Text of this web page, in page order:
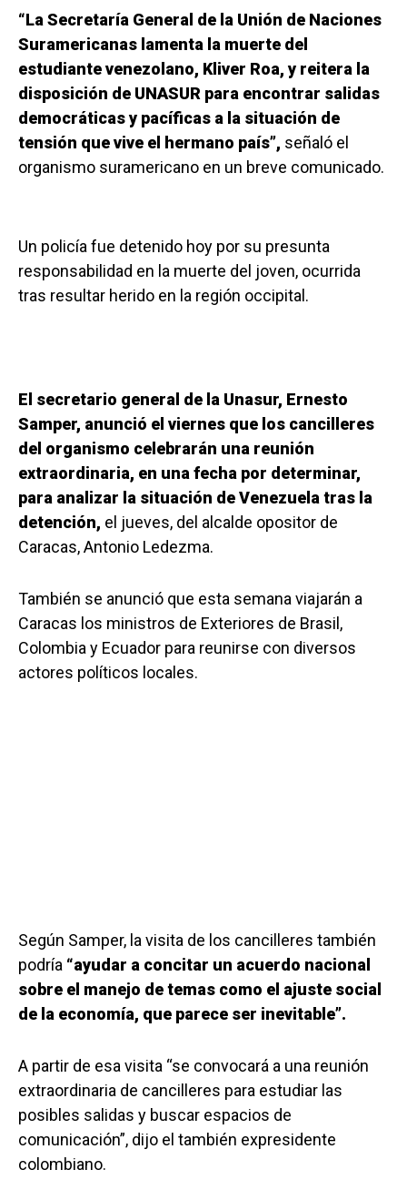
“La Secretaría General de la Unión de Naciones
Suramericanas lamenta la muerte del
estudiante venezolano, Kliver Roa, y reitera la
disposición de UNASUR para encontrar salidas
democráticas y pacíficas a la situación de
tensión que vive el hermano país”, señaló el
organismo suramericano en un breve comunicado.
Un policía fue detenido hoy por su presunta
responsabilidad en la muerte del joven, ocurrida
tras resultar herido en la región occipital.
El secretario general de la Unasur, Ernesto
Samper, anunció el viernes que los cancilleres
del organismo celebrarán una reunión
extraordinaria, en una fecha por determinar,
para analizar la situación de Venezuela tras la
detención, el jueves, del alcalde opositor de
Caracas, Antonio Ledezma.
También se anunció que esta semana viajarán a
Caracas los ministros de Exteriores de Brasil,
Colombia y Ecuador para reunirse con diversos
actores políticos locales.
Según Samper, la visita de los cancilleres también
podría “ayudar a concitar un acuerdo nacional
sobre el manejo de temas como el ajuste social
de la economía, que parece ser inevitable”.
A partir de esa visita “se convocará a una reunión
extraordinaria de cancilleres para estudiar las
posibles salidas y buscar espacios de
comunicación”, dijo el también expresidente
colombiano.